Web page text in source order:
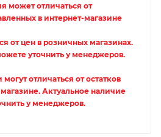
может отличаться от
в интернет-магазине
от цен в розничных магазинах.
уточнить у менеджеров.
отличаться от остатков
Актуальное наличие
у менеджеров.